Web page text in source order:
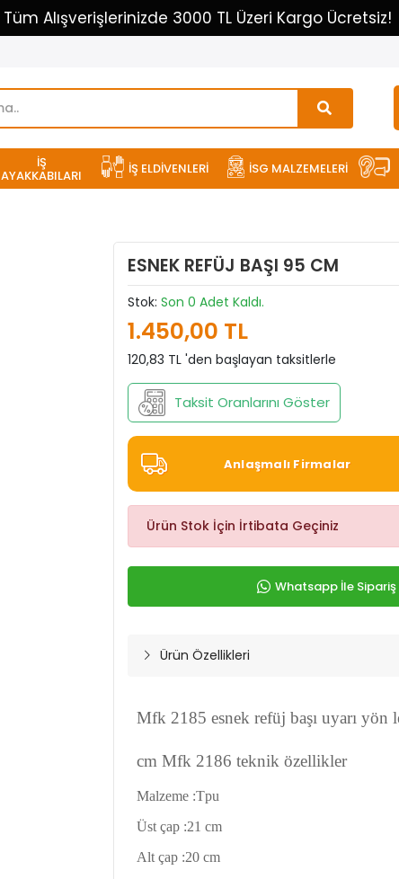
Tüm Alışverişlerinizde 3000 TL Üzeri Kargo Ücretsiz!
İŞ
AYAKKABILARI İŞ ELDİVENLERİ İSG MALZEMELERİ
ESNEK REFÜJ BAŞI 95 CM
Stok: Son 0 Adet Kaldı.
1.450,00 TL
120,83 TL 'den başlayan taksitlerle
Taksit Oranlarını Göster
Anlaşmalı Firmalar
Ürün Stok İçin İrtibata Geçiniz
Whatsapp İle Sipariş
Ürün Özellikleri
Mfk 2185 esnek refüj başı uyarı yön
cm Mfk 2186 teknik özellikler
Malzeme :Tpu
Üst çap :21 cm
Alt çap :20 cm